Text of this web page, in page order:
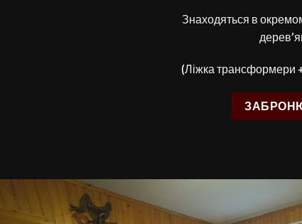
Знаходяться в
(Ліжка трансформери